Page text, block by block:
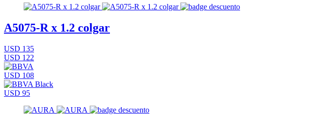
A5075-R x 1.2 colgar
USD 135
USD 122
USD 108
USD 95